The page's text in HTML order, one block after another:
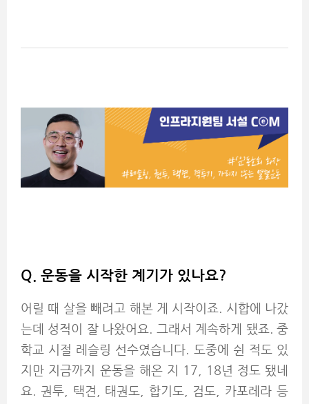
Q. 운동을 시작한 계기가 있나요?
어릴 때 살을 빼려고 해본 게 시작이죠. 시합에 나갔
는데 성적이 잘 나왔어요. 그래서 계속하게 됐죠. 중
학교 시절 레슬링 선수였습니다. 도중에 쉰 적도 있
지만 지금까지 운동을 해온 지 17, 18년 정도 됐네
요. 권투, 택견, 태권도, 합기도, 검도, 카포레라 등